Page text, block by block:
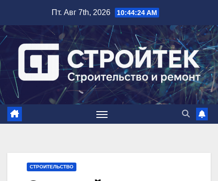
содержимому
Пт. Авг 7th, 2026 10:44:25 AM
СТРОИТЕЛЬСТВО